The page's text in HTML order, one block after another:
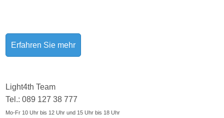
Erfahren Sie mehr
Light4th Team
Tel.: 089 127 38 777
Mo-Fr 10 Uhr bis 12 Uhr und 15 Uhr bis 18 Uhr